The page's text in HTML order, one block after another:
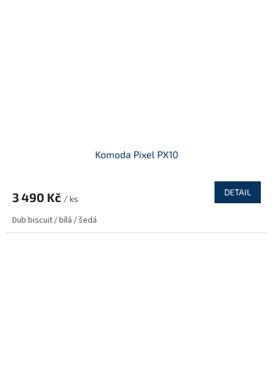
Komoda Pixel PX10
3 490 Kč / ks
DETAIL
Dub biscuit / bílá / šedá